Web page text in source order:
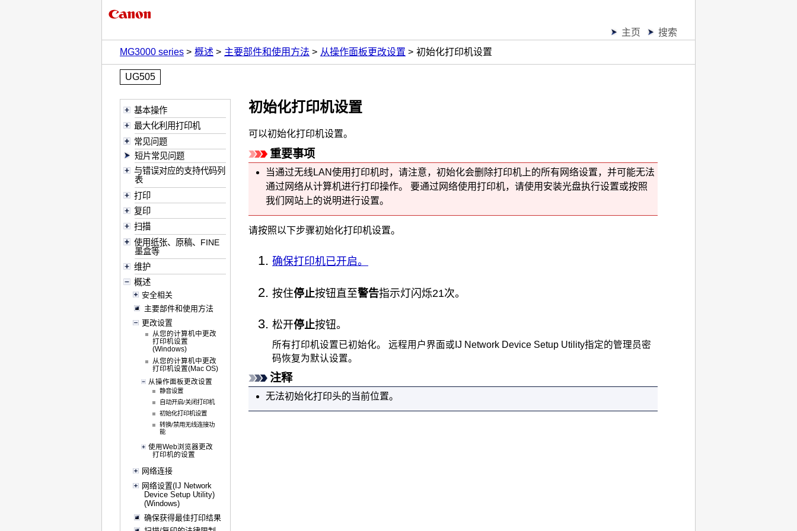
主页
搜索
MG3000 series
概述 主要部件和使用方法 从操作面板更改设置 初始化打印机设置
UG505
基本操作
最大化利用打印机
常见问题
短片常见问题
与错误对应的支持代码列
表
打印
复印
扫描
使用纸张、原稿、FINE
墨盒等
维护
概述
安全相关
主要部件和使用方法
更改设置
从您的计算机中更改
打印机设置
(Windows)
从您的计算机中更改
打印机设置(Mac OS)
从操作面板更改设置
静音设置
自动开启/关闭打印机
初始化打印机设置
转换/禁用无线连接功
能
使用Web浏览器更改
打印机的设置
网络连接
网络设置(IJ Network
Device Setup Utility)
(Windows)
确保获得最佳打印结果
初始化打印机设置
可以初始化打印机设置。
重要事项
当通过无线LAN使用打印机时，请注意，初始化会删除打印机上的所有网络设置，并可能无法
通过网络从计算机进行打印操作。
要通过网络使用打印机，请使用 安装光盘执行设置或按照
我们网站上的说明进行设置。
请按照以下步骤初始化打印机设置。
确保打印机已开启。
按住停止按钮直至警告指示灯闪烁21次。
松开停止按钮。
所有打印机设置已初始化。 远程用户界面或 IJ Network Device Setup Utility指定的管理员密
码恢复为默认设置。
注释
无法初始化打印头的当前位置。